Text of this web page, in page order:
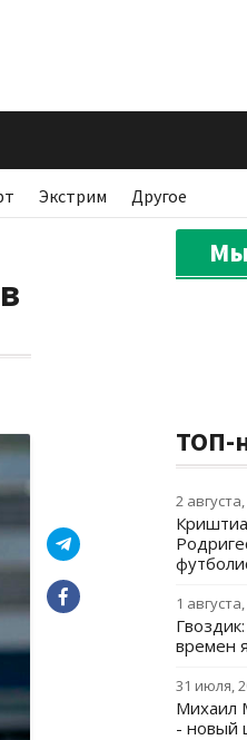
Экстрим Другое
ТОП-
2
1
времен
31 июля,
Михаил
- новый